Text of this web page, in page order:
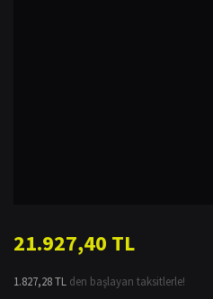
21.927,40 TL
1.827,28 TL den başlayan taksitlerle!